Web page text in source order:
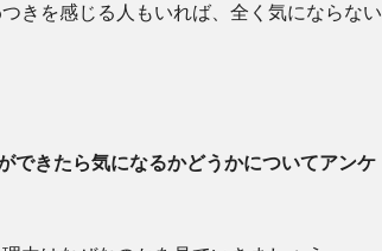
きを感じる人もいれば、全く気にならない
できたら気になるかどうかについてアンケ